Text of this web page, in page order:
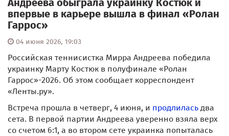
Андреева обыграла украинку Костюк и
впервые в карьере вышла в финал «Ролан
Гаррос»
04 июня 2026, 19:03
Российская теннисистка Мирра Андреева победила
украинку Марту Костюк в полуфинале «Ролан
Гаррос»-2026. Об этом сообщает корреспондент
«Ленты.ру».
Встреча прошла в четверг, 4 июня, и продлилась два
сета. В первой партии Андреева уверенно взяла верх
со счетом 6:1, а во втором сете украинка попыталась